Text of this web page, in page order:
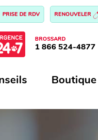
PRISE DE RDV RENOUVELER
BROSSARD
1 866 524-4877
Boutique